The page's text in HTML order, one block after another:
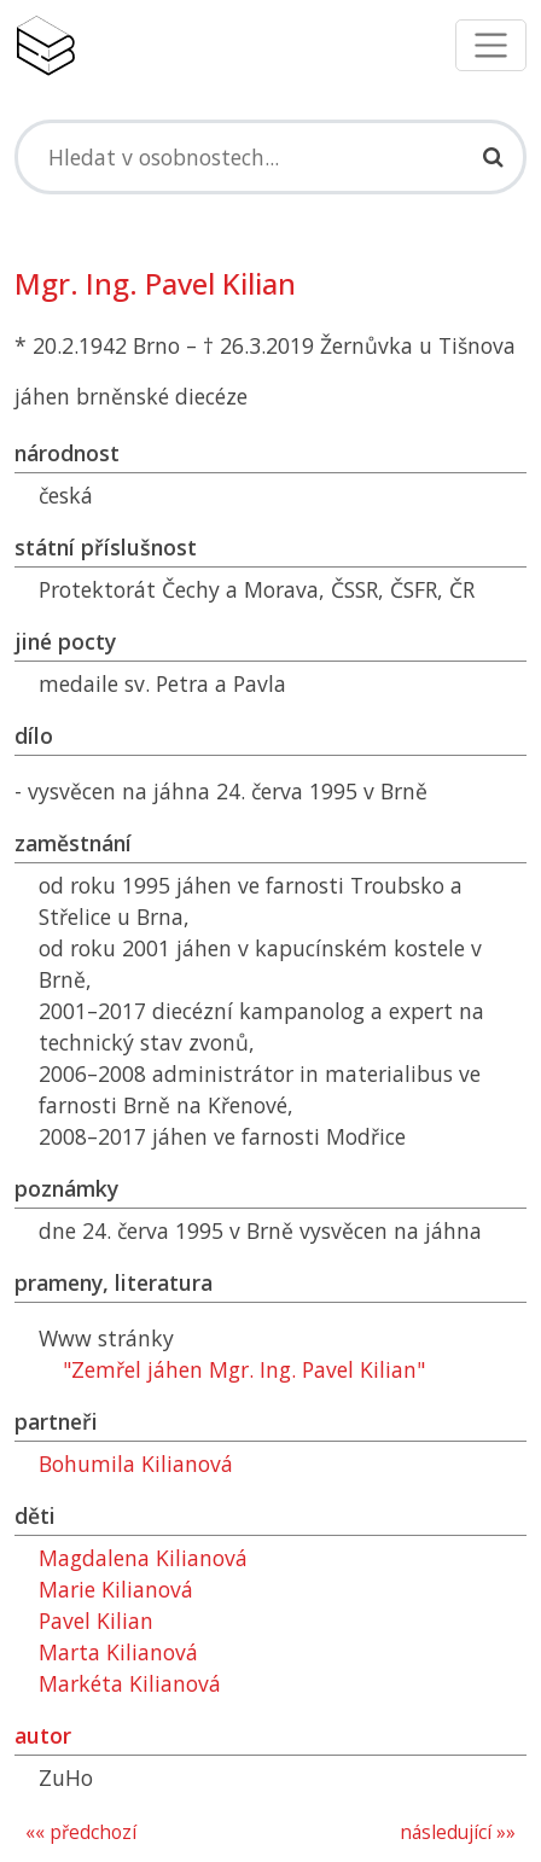
Mgr. Ing. Pavel Kilian
* 20.2.1942 Brno – † 26.3.2019 Žernůvka u Tišnova
jáhen brněnské diecéze
národnost
česká
státní příslušnost
Protektorát Čechy a Morava, ČSSR, ČSFR, ČR
jiné pocty
medaile sv. Petra a Pavla
dílo
- vysvěcen na jáhna 24. červa 1995 v Brně
zaměstnání
od roku 1995 jáhen ve farnosti Troubsko a
Střelice u Brna,
od roku 2001 jáhen v kapucínském kostele v
Brně,
2001–2017 diecézní kampanolog a expert na
technický stav zvonů,
2006–2008 administrátor in materialibus ve
farnosti Brně na Křenové,
2008–2017 jáhen ve farnosti Modřice
poznámky
dne 24. červa 1995 v Brně vysvěcen na jáhna
prameny, literatura
Www stránky
"Zemřel jáhen Mgr. Ing. Pavel Kilian"
partneři
Bohumila Kilianová
děti
Magdalena Kilianová
Marie Kilianová
Pavel Kilian
Marta Kilianová
Markéta Kilianová
autor
ZuHo
následující »»
«« předchozí